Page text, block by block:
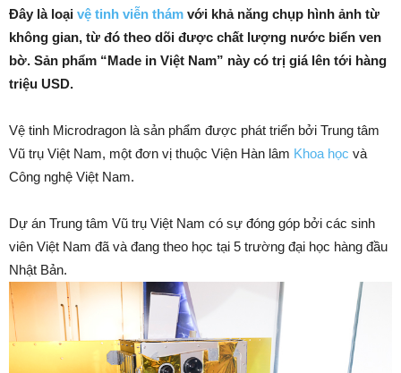
Đây là loại vệ tinh viễn thám với khả năng chụp hình ảnh từ
không gian, từ đó theo dõi được chất lượng nước biển ven
bờ. Sản phẩm “Made in Việt Nam” này có trị giá lên tới hàng
triệu USD.
Vệ tinh Microdragon là sản phẩm được phát triển bởi Trung tâm
Vũ trụ Việt Nam, một đơn vị thuộc Viện Hàn lâm Khoa học và
Công nghệ Việt Nam.
Dự án Trung tâm Vũ trụ Việt Nam có sự đóng góp bởi các sinh
viên Việt Nam đã và đang theo học tại 5 trường đại học hàng đầu
Nhật Bản.